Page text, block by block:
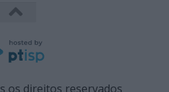
os direitos reservados